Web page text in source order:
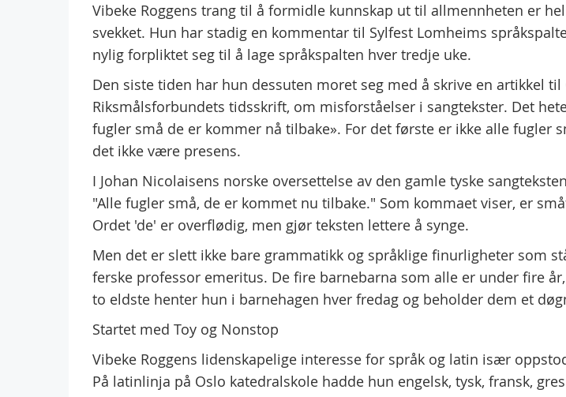
Vibeke Roggens trang til å formidle kunnskap ut til allmennheten er
svekket. Hun har stadig en kommentar til Sylfest Lomheims
nylig forpliktet seg til å lage språkspalten hver tredje uke.
Den siste tiden har hun dessuten moret seg med å skrive en artikkel til
Riksmålsforbundets tidsskrift, om misforståelser i sangtekster. Det
fugler små de er kommer nå tilbake». For det første er ikke alle fugler
det ikke være presens.
I Johan Nicolaisens norske oversettelse av den gamle tyske
"Alle fugler små, de er kommet nu tilbake." Som kommaet viser, er
Ordet 'de' er overflødig, men gjør teksten lettere å synge.
Men det er slett ikke bare grammatikk og språklige finurligheter som
ferske professor emeritus. De fire barnebarna som alle er under fire
to eldste henter hun i barnehagen hver fredag og beholder dem et
Startet med Toy og Nonstop
Vibeke Roggens lidenskapelige interesse for språk og latin især
På latinlinja på Oslo katedralskole hadde hun engelsk, tysk, fransk,